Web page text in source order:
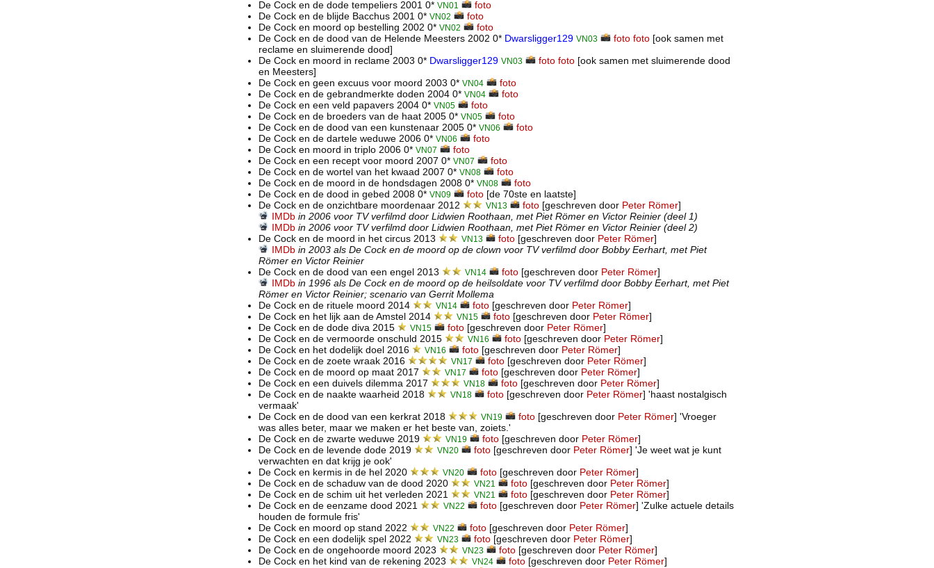
De Cock en de dode tempeliers 2001 0* VN01
foto
De Cock en de blijde Bacchus 2001 0* VN02
foto
De Cock en moord op bestelling 2002 0* VN02
foto
De Cock en de dood van de Helende Meesters 2002 0* Dwarsligger129 VN03 foto foto[ook samen met
reclame en sluimerende dood]
De Cock en moord in reclame 2003 0* Dwarsligger129 VN03 foto foto[ook samen met sluimerende dood
en Meesters]
De Cock en geen excuus voor moord 2003 0* VN04
foto
De Cock en de gebrandmerkte doden 2004 0* VN04
foto
De Cock en een veld papavers 2004 0* VN05
foto
De Cock en de broeders van de haat 2005 0* VN05
foto
De Cock en de dood van een kunstenaar 2005 0* VN06
foto
De Cock en de dartele weduwe 2006 0* VN06
foto
De Cock en moord in triplo 2006 0* VN07
foto
De Cock en een recept voor moord 2007 0* VN07
foto
De Cock en de wortel van het kwaad 2007 0* VN08
foto
De Cock en de moord in de hondsdagen 2008 0* VN08
foto
De Cock en de dood in gebed 2008 0* VN09 foto[de 70ste en laatste]
De Cock en de onzichtbare moordenaar 2012
VN13 foto [geschreven door Peter Römer]
IMDb in 2006 voor TV verfilmd door Lidwien Roothaan, met Piet Römer en Victor Reinier (deel 1)
IMDb in 2006 voor TV verfilmd door Lidwien Roothaan, met Piet Römer en Victor Reinier (deel 2)
De Cock en de moord in het circus 2013
VN13 foto [geschreven door Peter Römer]
IMDb in 2003 als De Cock en de moord op de clown voor TV verfilmd door Bobby Eerhart, met Piet
Römer en Victor Reinier
De Cock en de dood van een engel 2013
VN14 foto [geschreven door Peter Römer]
IMDb in 1996 als De Cock en de moord op de heilsoldate voor TV verfilmd door Bobby Eerhart, met Piet
Römer en Victor Reinier; scenario van Gerrit Mollema
De Cock en de rituele moord 2014
VN14 foto [geschreven door Peter Römer]
De Cock en het lijk aan de Amstel 2014
VN15 foto [geschreven door Peter Römer]
De Cock en de dode diva 2015
VN15 foto [geschreven door Peter Römer]
De Cock en de vermoorde onschuld 2015
VN16 foto [geschreven door Peter Römer]
De Cock en het dodelijk doel 2016
VN16 foto [geschreven door Peter Römer]
De Cock en de zoete wraak 2016
VN17 foto [geschreven door Peter Römer]
De Cock en de moord op maat 2017
VN17 foto [geschreven door Peter Römer]
De Cock en een duivels dilemma 2017
VN18 foto[geschreven door Peter Römer]
De Cock en de naakte waarheid 2018
VN18 foto [geschreven door Peter Römer] 'haast nostalgisch
vermaak'
De Cock en de dood van een kerkrat 2018
VN19 foto[geschreven door Peter Römer] 'Vroeger
was alles beter, maar we maken er het beste van, zoiets.'
De Cock en de zwarte weduwe 2019
VN19 foto [geschreven door Peter Römer]
De Cock en de levende dode 2019
VN20 foto [geschreven door Peter Römer] 'Je weet wat je kunt
verwachten en dat krijg je ook'
De Cock en kermis in de hel 2020
VN20 foto[geschreven door Peter Römer]
De Cock en de schaduw van de dood 2020
VN21 foto [geschreven door Peter Römer]
De Cock en de schim uit het verleden 2021
VN21 foto [geschreven door Peter Römer]
De Cock en de eenzame dood 2021
VN22 foto [geschreven door Peter Römer] 'Zulke actuele details
houden de formule fris'
De Cock en moord op stand 2022
VN22 foto [geschreven door Peter Römer]
De Cock en een dodelijk spel 2022
VN23 foto [geschreven door Peter Römer]
De Cock en de ongehoorde moord 2023
VN23 foto [geschreven door Peter Römer]
De Cock en het kind van de rekening 2023
VN24 foto [geschreven door Peter Römer]